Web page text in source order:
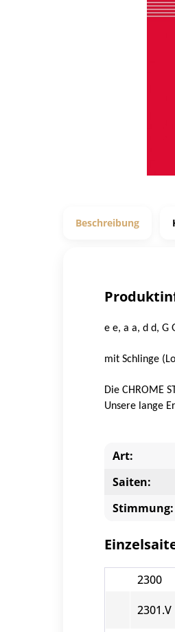
Beschreibung
e e, a a, d d, G
mit Schlinge
Die CHROME
Unsere lange
Art:
Saiten:
Stimmung:
2300
2301.V